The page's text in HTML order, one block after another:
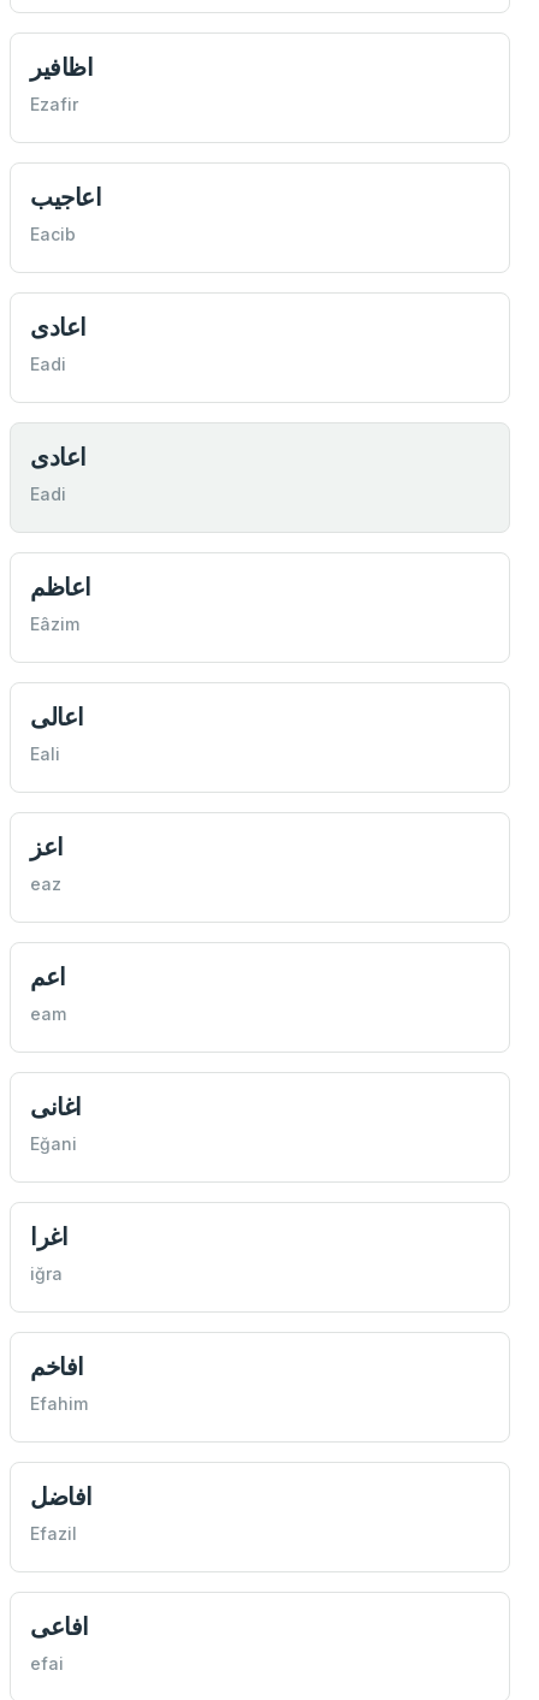
اظافير
Ezafir
اعاجيب
Eacib
اعادی
Eadi
اعادی
Eadi
اعاظم
Eâzim
اعالی
Eali
اعز
eaz
اعم
eam
اغانی
Eğani
اغرا
iğra
افاخم
Efahim
افاضل
Efazil
افاعی
efai